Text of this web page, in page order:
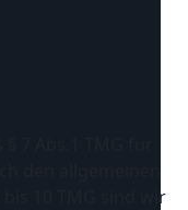
7 Abs.1 TMG für
den allgemeinen
10 TMG sind wir